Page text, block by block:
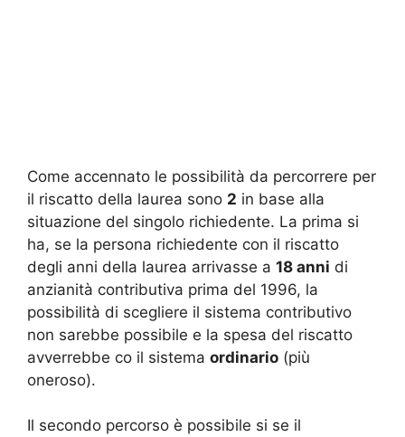
Come accennato le possibilità da percorrere per
il riscatto della laurea sono 2 in base alla
situazione del singolo richiedente. La prima si
ha, se la persona richiedente con il riscatto
degli anni della laurea arrivasse a 18 anni di
anzianità contributiva prima del 1996, la
possibilità di scegliere il sistema contributivo
non sarebbe possibile e la spesa del riscatto
avverrebbe co il sistema ordinario (più
oneroso).
Il secondo percorso è possibile si se il